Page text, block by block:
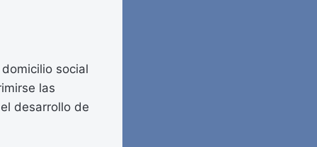
social
las
desarrollo de